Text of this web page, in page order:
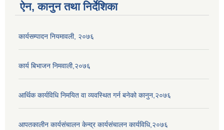
ऐन, कानुन तथा निर्देशिका
कार्यसम्पादन नियमावली, २०७६
कार्य बिभाजन निमवाली,२०७६
आर्थिक कार्यविधि निमयित वा व्यवस्थित गर्न बनेको कानुन,२०७६
आपतकालीन कार्यसंचालन केन्द्र कार्यसंचालन कार्यविधि,२०७६